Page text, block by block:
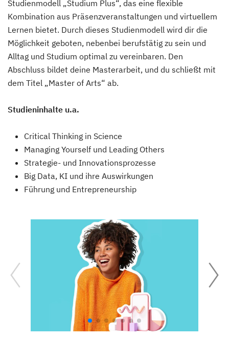
Studienmodell „Studium Plus“, das eine flexible
Kombination aus Präsenzveranstaltungen und virtuellem
Lernen bietet. Durch dieses Studienmodell wird dir die
Möglichkeit geboten, nebenbei berufstätig zu sein und
Alltag und Studium optimal zu vereinbaren. Den
Abschluss bildet deine Masterarbeit, und du schließt mit
dem Titel „Master of Arts“ ab.
Studieninhalte u.a.
Critical Thinking in Science
Managing Yourself und Leading Others
Strategie- und Innovationsprozesse
Big Data, KI und ihre Auswirkungen
Führung und Entrepreneurship